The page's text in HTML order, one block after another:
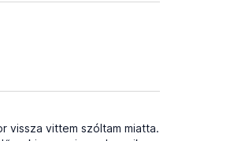
vissza vittem szóltam miatta.